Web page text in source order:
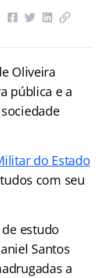
Oliveira
pública e a
do Estado
com seu
estudo
Santos
a